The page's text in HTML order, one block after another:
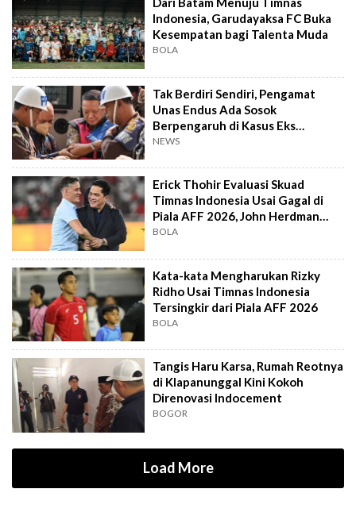
Indonesia, Garudayaksa FC Buka
Kesempatan bagi Talenta Muda
BOLA
Tak Berdiri Sendiri, Pengamat
Unas Endus Ada Sosok
Berpengaruh di Kasus Eks
Jampidsus
NEWS
Erick Thohir Evaluasi Skuad
Timnas Indonesia Usai Gagal di
Piala AFF 2026, John Herdman
Out?
BOLA
Kata-kata Mengharukan Rizky
Ridho Usai Timnas Indonesia
Tersingkir dari Piala AFF 2026
BOLA
Tangis Haru Karsa, Rumah Reotnya
di Klapanunggal Kini Kokoh
Direnovasi Indocement
BOGOR
Load More